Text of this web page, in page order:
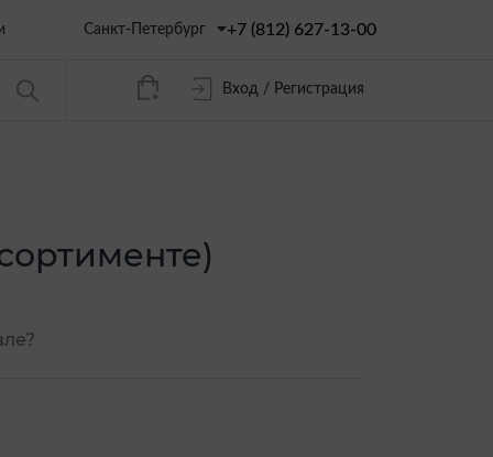
Санкт-Петербург +7 (812) 627-13-00
Вход / Регистрация